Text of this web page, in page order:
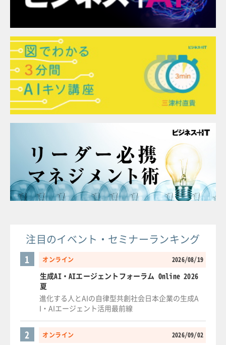
注目のイベント・セミナーランキング
オンライン 2026/08/19
1
生成AI・AIエージェントフォーラム Online 2026
夏
進化する人とAIの自律型共創社会日本企業の生成A
I・AIエージェント活用最前線
オンライン 2026/09/02
2